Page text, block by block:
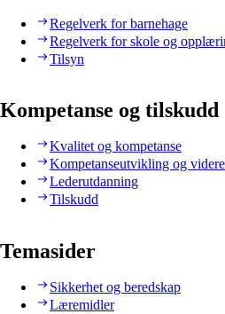
Regelverk for barnehage
Regelverk for skole og
Tilsyn
Kompetanse og tilskudd
Kvalitet og kompetanse
Kompetanseutvikling og
Lederutdanning
Tilskudd
Temasider
Sikkerhet og beredskap
Læremidler